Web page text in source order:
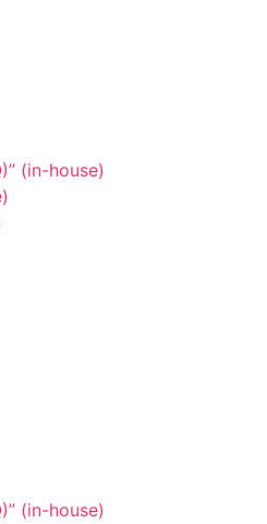
(in-house)
(in-house)